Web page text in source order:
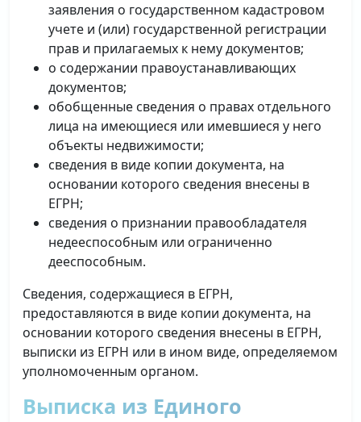
заявления о государственном кадастровом
учете и (или) государственной регистрации
прав и прилагаемых к нему документов;
о содержании правоустанавливающих
документов;
обобщенные сведения о правах отдельного
лица на имеющиеся или имевшиеся у него
объекты недвижимости;
сведения в виде копии документа, на
основании которого сведения внесены в
ЕГРН;
сведения о признании правообладателя
недееспособным или ограниченно
дееспособным.
Сведения, содержащиеся в ЕГРН,
предоставляются в виде копии документа, на
основании которого сведения внесены в ЕГРН,
выписки из ЕГРН или в ином виде, определяемом
уполномоченным органом.
Выписка из Единого